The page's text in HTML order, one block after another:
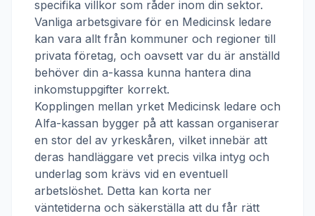
specifika villkor som råder inom din sektor.
Vanliga arbetsgivare för en Medicinsk ledare
kan vara allt från kommuner och regioner till
privata företag, och oavsett var du är anställd
behöver din a-kassa kunna hantera dina
inkomstuppgifter korrekt.
Kopplingen mellan yrket Medicinsk ledare och
Alfa-kassan bygger på att kassan organiserar
en stor del av yrkeskåren, vilket innebär att
deras handläggare vet precis vilka intyg och
underlag som krävs vid en eventuell
arbetslöshet. Detta kan korta ner
väntetiderna och säkerställa att du får rätt